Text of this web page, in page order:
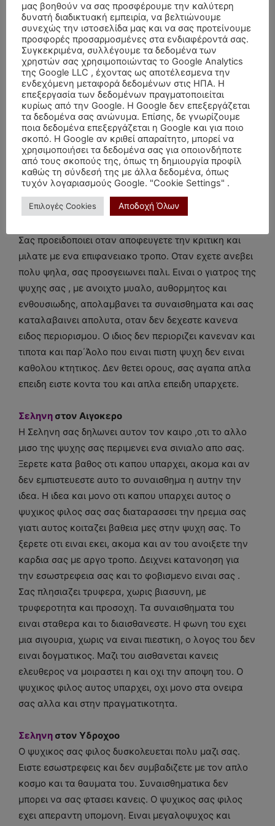
διαθεση. Αν βρειτε αυτον τον ψυχικο φιλο, θα
καιγεστε μαζι, θα επιζειτε και θα συνεχιζετε. Ειναι ο
Δαιμων και ο Μαγος σας. Ο Γητευτης των φιδιων και
το φιδι ειστε εσεις. Σας εμπνεει ομως μια ηρεμια γιατι
η ψυχη σας βρισκει μεσα του μια «πατριδα» .
Αισθανεστε την φωτια του, οταν ειστε διπλα του τη
δυναμη της θελησης του. Ειναι ο καθρεφτης σας και
μεσα του αναγνωριζετε το ειδωλο σας μες στην
καθημερινοτητα και οχι πια μονο σε πνευματικο
επιπεδο.
Το αλλο σας μισο εχει πνευμα, αγαπαει τη δικαιοσυνη
Σας προειδοποιει οταν αποφευγετε την κριτικη και
μιλατε με ενα επιφανειακο τροπο. Οταν εχετε ανεβει
πολυ ψηλα, σας προσγειωνει παλι. Ειναι ο γιατρος της
ψυχης σας , με ανοιχτο μυαλο, αυθορμητος και
ενθουσιωδης, απολαμβανει τα συναισθηματα και σας
καταλαβαινει απολυτα, οταν δεν δεχεστε κανενα
ειδος περιορισμου. Ο ιδιος δεν περιοριζει κανεναν και
τιποτα και παρ΄Άολο που ειναι πιστη ψυχη δεν ειναι
καθολου κτητικος. Δεν θετει ορους, σας αγαπα απλα
επειδη ειστε κοντα του και απλα επειδη υπαρχετε.
Σεληνη στον Αιγοκερο
Η Σεληνη σας δηλωνει αυτον τον καιρο ,οτι το αλλο
μισο της ψυχης σας περιμενει ενα σινιαλο απο σας.
Ξερετε κατα βαθος οτι καπου υπαρχει, ακομα και αν
δεν εμπιστευεστε αυτο το συναισθημα η αυτην την
ιδεα. Η ιδεα και μονο οτι καπου υπαρχει αυτος ο
ψυχικος φιλος σας σας διαταρασσει την ηρεμια σας
γιατι αυτος κοιταζει βαθεια μες στην ψυχη σας. Το
ξερετε οτι ειναι εκει, ακομα και αν του ανοιξετε την
καρδια σας με αργο τροπο. Δειχνει κατανοηση για
την εσωστρεφεια σας και το φοβισμενο ειναι σας .
Σας πλησιαζει τρυφερα, χωρις βιασυνη, με
τρυφεροτητα και προσοχη. Τα συναισθηματα του
ειναι σταθερα και το διαισθανεστε. Η φωνη του εχει
μια σιγουρια, χωρις να ειναι πιεστικη, ο λογος του δεν
ειναι δογματικος. Μαζι του αισθανεται κανεις
ελευθερος να μοιραστει η και οχι την αποψη του. Ο
ψυχικος φιλος αυτος υπαρχει, οχι μονο στα ονειρα
σας αλλα και στην πραγματικοτητα.
Σεληνη στον Υδροχοο
Ο ψυχικος σας φιλος δυσκολευεται πολυ μαζι σας.
Ειστε εσωστρεφεις και δεν συμβαδιζετε με τον απλο
κοσμο και τα θαυματα του. Συναισθηματικα δεν
μπορει να σας φτασει κανεις. Ο ψυχικος σας φιλος
εχει απεραντη υπομονη. Ειναι μεγαλοψυχος και
μας βοηθούν να σας προσφέρουμε την καλύτερη
δυνατή διαδικτυακή εμπειρία, να βελτιώνουμε
συνεχώς την ιστοσελίδα μας και να σας προτείνουμε
προσφορές προσαρμοσμένες στα ενδιαφέροντά σας.
Συγκεκριμένα, συλλέγουμε τα δεδομένα των
χρηστών σας χρησιμοποιώντας το Google Analytics
της Google LLC , έχοντας ως αποτέλεσμενα την
ενδεχόμενη μεταφορά δεδομένων στις ΗΠΑ. Η
επεξεργασία των δεδομένων πραγματοποιείται
κυρίως από την Google. Η Google δεν επεξεργάζεται
τα δεδομένα σας ανώνυμα. Επίσης, δε γνωρίζουμε
ποια δεδομένα επεξεργάζεται η Google και για ποιο
σκοπό. Η Google αν κριθεί απαραίτητο, μπορεί να
χρησιμοποιήσει τα δεδομένα σας για οποιονδήποτε
από τους σκοπούς της, όπως τη δημιουργία προφίλ
καθώς τη σύνδεσή της με άλλα δεδομένα, όπως
τυχόν λογαριασμούς Google. "Cookie Settings" .
Επιλογές Cookies Αποδοχή Όλων